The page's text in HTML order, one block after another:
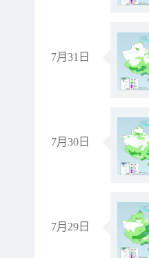
7月31日
7月30日
7月29日